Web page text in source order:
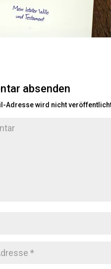
absenden
Adresse wird nicht